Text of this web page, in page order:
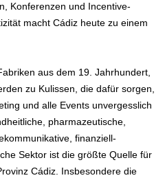
Konferenzen und Incentive-
macht Cádiz heute zu einem
aus dem 19. Jahrhundert,
zu Kulissen, die dafür sorgen,
und alle Events unvergesslich
pharmazeutische,
finanziell-
Sektor ist die größte Quelle für
Cádiz. Insbesondere die